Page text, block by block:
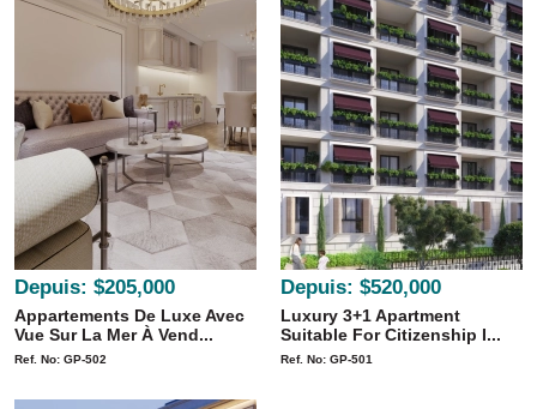
Depuis: $205,000
Appartements De Luxe Avec
Vue Sur La Mer À Vend...
Ref. No: GP-502
Depuis: $520,000
Luxury 3+1 Apartment
Suitable For Citizenship I...
Ref. No: GP-501